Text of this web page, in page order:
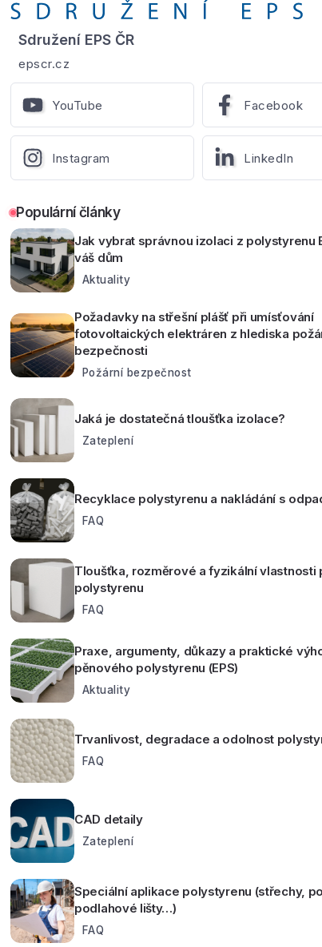
Sdružení EPS ČR
epscr.cz
YouTube Facebook
Instagram LinkedIn
Populární články
Jak vybrat správnou izolaci z polystyrenu
váš dům
Aktuality
Požadavky na střešní plášť při umísťování
fotovoltaických elektráren z hlediska
bezpečnosti
Požární bezpečnost
Jaká je dostatečná tloušťka izolace?
Zateplení
Recyklace polystyrenu a nakládání s
FAQ
Tloušťka, rozměrové a fyzikální vlastnosti
polystyrenu
FAQ
Praxe, argumenty, důkazy a praktické
pěnového polystyrenu (EPS)
Aktuality
Trvanlivost, degradace a odolnost
FAQ
CAD detaily
Zateplení
Speciální aplikace polystyrenu (střechy,
podlahové lišty…)
FAQ